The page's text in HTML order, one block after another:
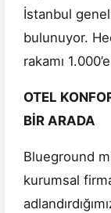
İstanbul
bulunuyor.
rakamı
OTEL
BİR ARADA
Blueground
kurumsal